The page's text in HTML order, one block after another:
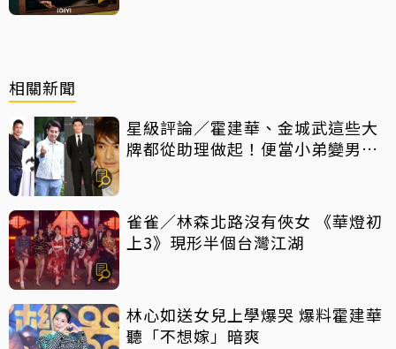
相關新聞
星級評論／霍建華、金城武這些大
牌都從助理做起！便當小弟變男神
雀雀／林森北路沒有俠女 《華燈初
上3》現形半個台灣江湖
林心如送女兒上學爆哭 爆料霍建華
聽「不想嫁」暗爽